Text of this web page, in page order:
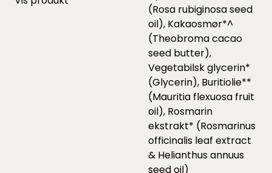
(Rosa rubiginosa seed
oil), Kakaosmør*^
(Theobroma cacao
seed butter),
Vegetabilsk glycerin*
(Glycerin), Buritiolie**
(Mauritia flexuosa fruit
oil), Rosmarin
ekstrakt* (Rosmarinus
officinalis leaf extract
& Helianthus annuus
seed oil)